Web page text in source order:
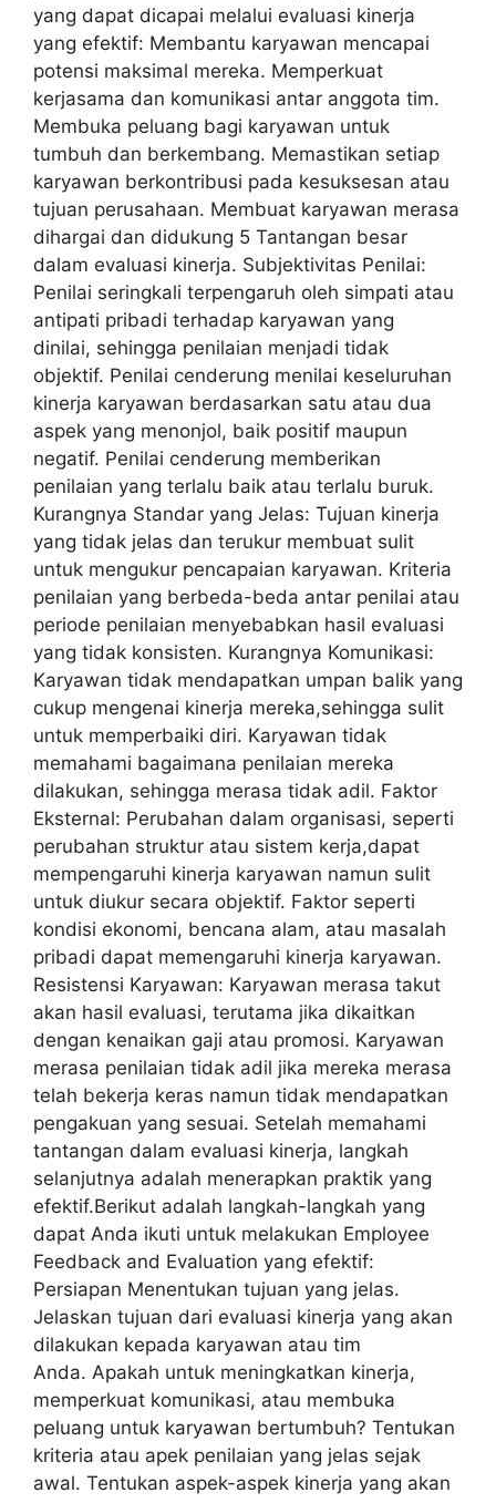
yang dapat dicapai melalui evaluasi kinerja
yang efektif: Membantu karyawan mencapai
potensi maksimal mereka. Memperkuat
kerjasama dan komunikasi antar anggota tim.
Membuka peluang bagi karyawan untuk
tumbuh dan berkembang. Memastikan setiap
karyawan berkontribusi pada kesuksesan atau
tujuan perusahaan. Membuat karyawan merasa
dihargai dan didukung 5 Tantangan besar
dalam evaluasi kinerja. Subjektivitas Penilai:
Penilai seringkali terpengaruh oleh simpati atau
antipati pribadi terhadap karyawan yang
dinilai, sehingga penilaian menjadi tidak
objektif. Penilai cenderung menilai keseluruhan
kinerja karyawan berdasarkan satu atau dua
aspek yang menonjol, baik positif maupun
negatif. Penilai cenderung memberikan
penilaian yang terlalu baik atau terlalu buruk.
Kurangnya Standar yang Jelas: Tujuan kinerja
yang tidak jelas dan terukur membuat sulit
untuk mengukur pencapaian karyawan. Kriteria
penilaian yang berbeda-beda antar penilai atau
periode penilaian menyebabkan hasil evaluasi
yang tidak konsisten. Kurangnya Komunikasi:
Karyawan tidak mendapatkan umpan balik yang
cukup mengenai kinerja mereka,sehingga sulit
untuk memperbaiki diri. Karyawan tidak
memahami bagaimana penilaian mereka
dilakukan, sehingga merasa tidak adil. Faktor
Eksternal: Perubahan dalam organisasi, seperti
perubahan struktur atau sistem kerja,dapat
mempengaruhi kinerja karyawan namun sulit
untuk diukur secara objektif. Faktor seperti
kondisi ekonomi, bencana alam, atau masalah
pribadi dapat memengaruhi kinerja karyawan.
Resistensi Karyawan: Karyawan merasa takut
akan hasil evaluasi, terutama jika dikaitkan
dengan kenaikan gaji atau promosi. Karyawan
merasa penilaian tidak adil jika mereka merasa
telah bekerja keras namun tidak mendapatkan
pengakuan yang sesuai. Setelah memahami
tantangan dalam evaluasi kinerja, langkah
selanjutnya adalah menerapkan praktik yang
efektif.Berikut adalah langkah-langkah yang
dapat Anda ikuti untuk melakukan Employee
Feedback and Evaluation yang efektif:
Persiapan Menentukan tujuan yang jelas.
Jelaskan tujuan dari evaluasi kinerja yang akan
dilakukan kepada karyawan atau tim
Anda. Apakah untuk meningkatkan kinerja,
memperkuat komunikasi, atau membuka
peluang untuk karyawan bertumbuh? Tentukan
kriteria atau apek penilaian yang jelas sejak
awal. Tentukan aspek-aspek kinerja yang akan